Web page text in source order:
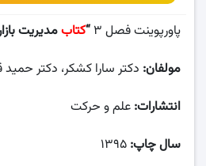
پاورپوینت فصل ۳ “کتابمدیریت
مولفان: دکتر سارا کشکر، دکتر
انتشارات: علم و حرکت
سال چاپ: